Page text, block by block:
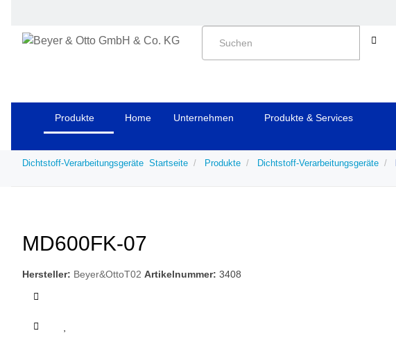
Produkte Home Unternehmen Produkte & Services
Dichtstoff-Verarbeitungsgeräte Startseite Produkte Dichtstoff-Verarbeitungsgeräte
MD600FK-07
Hersteller: Beyer&OttoT02 Artikelnummer: 3408